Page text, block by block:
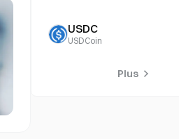
USDC
USDCoin
Plus